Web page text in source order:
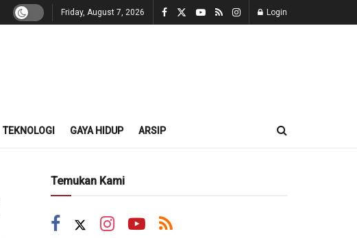
Friday, August 7, 2026 Login
TEKNOLOGI GAYA HIDUP ARSIP
Temukan Kami